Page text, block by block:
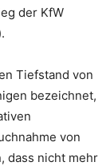
der KfW
Tiefstand von
bezeichnet,
von
dass nicht mehr